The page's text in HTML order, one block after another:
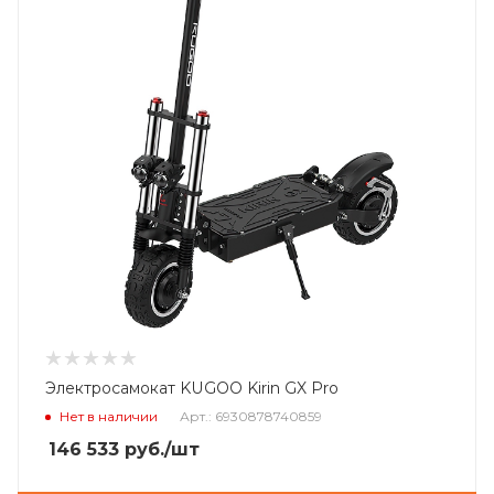
Электросамокат KUGOO Kirin GX Pro
Нет в наличии Арт.: 6930878740859
146 533 руб./шт